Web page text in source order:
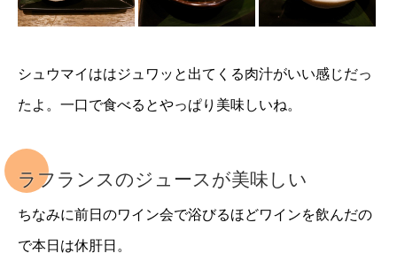
シュウマイははジュワッと出てくる肉汁がいい感じだっ
たよ。一口で食べるとやっぱり美味しいね。
ラフランスのジュースが美味しい
ちなみに前日のワイン会で浴びるほどワインを飲んだの
で本日は休肝日。